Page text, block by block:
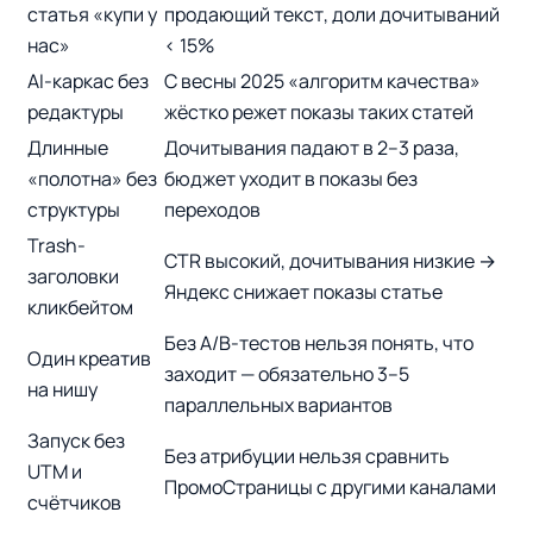
статья «купи у
нас»
продающий текст, доли дочитываний
< 15%
AI-каркас без
редактуры
С весны 2025 «алгоритм качества»
жёстко режет показы таких статей
Длинные
«полотна» без
структуры
Дочитывания падают в 2–3 раза,
бюджет уходит в показы без
переходов
Trash-
заголовки
кликбейтом
CTR высокий, дочитывания низкие →
Яндекс снижает показы статье
Один креатив
на нишу
Без A/B-тестов нельзя понять, что
заходит — обязательно 3–5
параллельных вариантов
Запуск без
UTM и
счётчиков
Без атрибуции нельзя сравнить
ПромоСтраницы с другими каналами